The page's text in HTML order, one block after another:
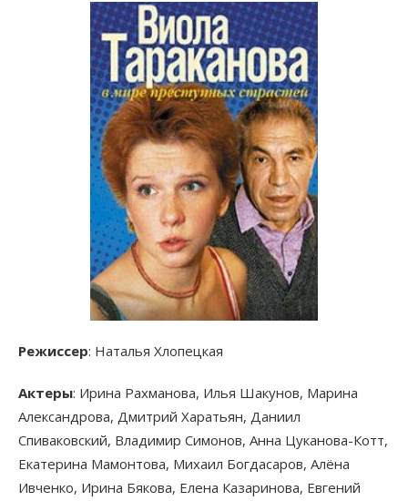
Режиссер: Наталья Хлопецкая
Актеры: Ирина Рахманова, Илья Шакунов, Марина
Александрова, Дмитрий Харатьян, Даниил
Спиваковский, Владимир Симонов, Анна Цуканова-Котт,
Екатерина Мамонтова, Михаил Богдасаров, Алёна
Ивченко, Ирина Бякова, Елена Казаринова, Евгений